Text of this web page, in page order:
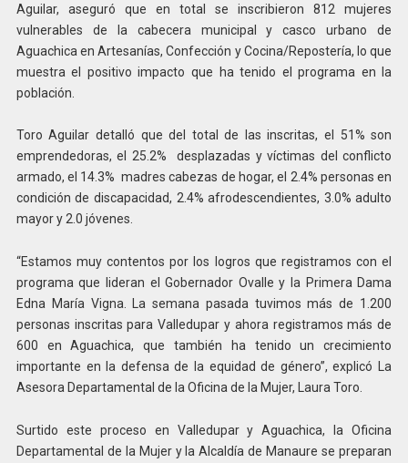
Aguilar, aseguró que en total se inscribieron 812 mujeres
vulnerables de la cabecera municipal y casco urbano de
Aguachica en Artesanías, Confección y Cocina/Repostería, lo que
muestra el positivo impacto que ha tenido el programa en la
población.
Toro Aguilar detalló que del total de las inscritas, el 51% son
emprendedoras, el 25.2% desplazadas y víctimas del conflicto
armado, el 14.3% madres cabezas de hogar, el 2.4% personas en
condición de discapacidad, 2.4% afrodescendientes, 3.0% adulto
mayor y 2.0 jóvenes.
“Estamos muy contentos por los logros que registramos con el
programa que lideran el Gobernador Ovalle y la Primera Dama
Edna María Vigna. La semana pasada tuvimos más de 1.200
personas inscritas para Valledupar y ahora registramos más de
600 en Aguachica, que también ha tenido un crecimiento
importante en la defensa de la equidad de género”, explicó La
Asesora Departamental de la Oficina de la Mujer, Laura Toro.
Surtido este proceso en Valledupar y Aguachica, la Oficina
Departamental de la Mujer y la Alcaldía de Manaure se preparan